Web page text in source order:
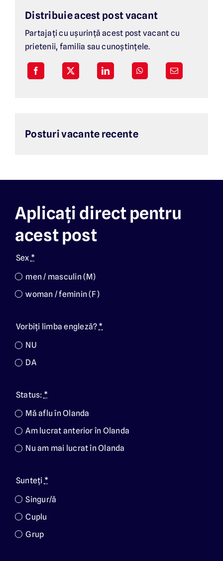
Distribuie acest post vacant
Partajați cu ușurință acest post vacant cu
prietenii, familia sau cunoștințele.
Posturi vacante recente
Aplicați direct pentru
acest post
Sex *
men / masculin (M)
woman / feminin (F)
Vorbiți limba engleză? *
NU
DA
Status: *
Mă aflu în Olanda
Am lucrat anterior în Olanda
Nu am mai lucrat în Olanda
Sunteți *
Singur/ă
Cuplu
Grup